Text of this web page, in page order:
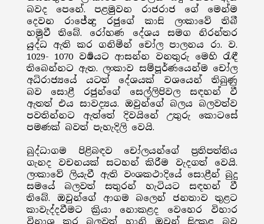
බවද පෙනේ. පළමුවන රාජරාජ ගේ මෙන්ම
දෙවන රාජේන්‍ද්‍ර රජුගේ කාසි ලංකාවේ තිබී
හමුවී තිබේ. රෝහණ දේශය සමග නිරන්තර
යුද්ධ ඇති කර ගනිමින් චෝල පාලනය රා. ව.
1029- 1070 වර්‍ෂයට ආසන්න වනතුරු මෙහි රැඳී
තිබෙන්නට ඇත. ලංකාව සම්පූර්ණයෙන්ම චෝල
අධිරාජ්‍යයේ යටත් දේශයක් වශයෙන් තිබුණු
බව සොළී රජුන්ගේ සෙල්ලිපිවල සඳහන් වී
ඇතත් එය සාවද්‍යය. ඔවුන්ගේ බලය බලවත්ව
පවතින්නට ඇත්තේ දිවයිනේ උතුරු කොටසේ
පමණක් බවත් පැහැදිලි වෙයි.
බුද්ධාගම පිළිබඳව චෝලයන්ගේ ප්‍රතිපත්තිය
ගැනද වචනයක් සටහන් කිරීම වැදගත් වෙයි.
ලංකාවේ ලියැවී ඇති වංශකථාදියේ සොළීන් බුදු
සමයේ බලවත් සතුරන් හැටියට සඳහන් වී
තිබේ. ඔවුන්ගේ ආගම බලෙන් ජනතාව තුළට
කාවැද්දවීමට ක්‍රියා නොකළද වෙහෙර විහාර
විනාශ කර බලවත් හානි ඔවුන් සිදුකළ බව